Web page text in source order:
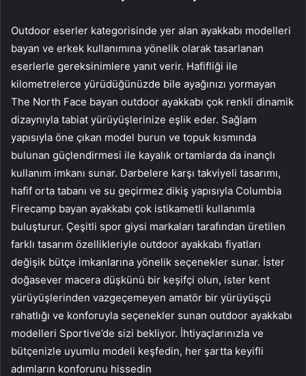
Outdoor eserler kategorisinde yer alan ayakkabı modelleri
bayan ve erkek kullanımına yönelik olarak tasarlanan
eserlerle gereksinimlere yanıt verir. Hafifliği ile
kilometrelerce yürüdüğünüzde bile ayağınızı yormayan
The North Face bayan outdoor ayakkabı çok renkli dinamik
dizaynıyla tabiat yürüyüşlerinize eşlik eder. Sağlam
yapısıyla öne çıkan model burun ve topuk kısmında
bulunan güçlendirmesi ile kayalık ortamlarda da inançlı
kullanım imkanı sunar. Darbelere karşı takviyeli tasarımı,
hafif orta tabanı ve su geçirmez dikiş yapısıyla Columbia
Firecamp bayan ayakkabı çok istikametli kullanımla
buluşturur. Çeşitli spor giysi markaları tarafından üretilen
farklı tasarım özellikleriyle outdoor ayakkabı fiyatları
değişik bütçe imkanlarına yönelik seçenekler sunar. İster
doğasever macera düşkünü bir keşifçi olun, ister kent
yürüyüşlerinden vazgeçemeyen amatör bir yürüyüşçü
rahatlığı ve konforuyla seçenekler sunan outdoor ayakkabı
modelleri Sportive’de sizi bekliyor. İhtiyaçlarınızla ve
bütçenizle uyumlu modeli keşfedin, her şartta keyifli
adımların konforunu hissedin